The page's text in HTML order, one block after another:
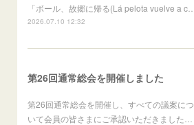
「ボール、故郷に帰る(Lá pelota vuelve a c…
2026.07.10 12:32
第26回通常総会を開催しました
第26回通常総会を開催し、すべての議案につ
いて会員の皆さまにご承認いただきました…